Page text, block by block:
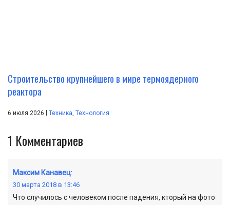
Строительство крупнейшего в мире термоядерного
реактора
6 июля 2026 Техника, Технология
1 Комментариев
Максим Канавец:
30 марта 2018 в 13:46
Что случилось с человеком после падения, кторый на фото